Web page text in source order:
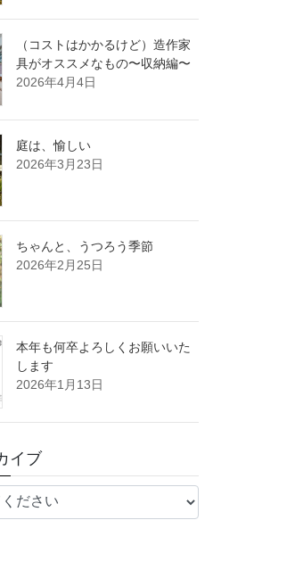
（コストはかかるけど）造作家
具がオススメなもの〜収納編〜
2026年4月4日
庭は、愉しい
2026年3月23日
ちゃんと、うつろう季節
2026年2月25日
本年も何卒よろしくお願いいた
します
2026年1月13日
イブ